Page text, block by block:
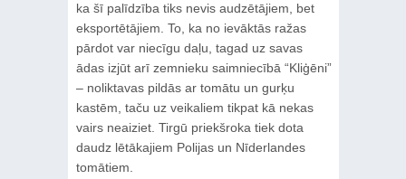
ka šī palīdzība tiks nevis audzētājiem, bet
eksportētājiem. To, ka no ievāktās ražas
pārdot var niecīgu daļu, tagad uz savas
ādas izjūt arī zemnieku saimniecībā “Kliģēni”
– noliktavas pildās ar tomātu un gurķu
kastēm, taču uz veikaliem tikpat kā nekas
vairs neaiziet. Tirgū priekšroka tiek dota
daudz lētākajiem Polijas un Nīderlandes
tomātiem.